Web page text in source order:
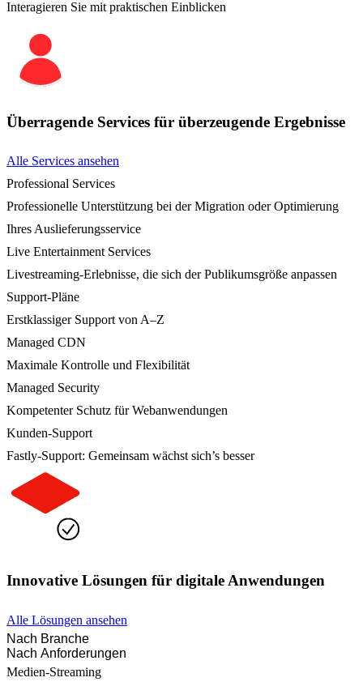
Interagieren Sie mit praktischen Einblicken
Überragende Services für überzeugende Ergebnisse
Alle Services ansehen
Professional Services
Professionelle Unterstützung bei der Migration oder Optimierung
Ihres Auslieferungsservice
Live Entertainment Services
Livestreaming-Erlebnisse, die sich der Publikumsgröße anpassen
Support-Pläne
Erstklassiger Support von A–Z
Managed CDN
Maximale Kontrolle und Flexibilität
Managed Security
Kompetenter Schutz für Webanwendungen
Kunden-Support
Fastly-Support: Gemeinsam wächst sich’s besser
Innovative Lösungen für digitale Anwendungen
Alle Lösungen ansehen
Nach Branche
Nach Anforderungen
Medien-Streaming